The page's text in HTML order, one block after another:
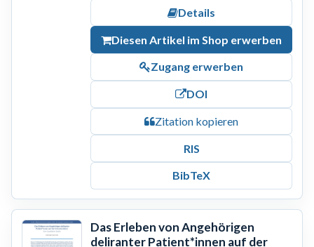
Details
Diesen Artikel im Shop erwerben
Zugang erwerben
DOI
Zitation kopieren
RIS
BibTeX
Das Erleben von Angehörigen
deliranter Patient*innen auf der